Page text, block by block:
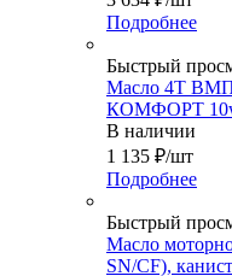
Подробнее
Быстрый
Масло 4Т
КОМФОРТ
В наличии
1 135 ₽/шт
Подробнее
Быстрый
Масло
SN/CF),